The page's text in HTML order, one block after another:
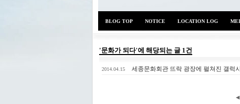
BLOG TOP NOTICE LOCATION LOG
'문화가 되다'에 해당되는 글 1건
2014.04.15 세종문화회관 뜨락 광장에 펼쳐진 갤럭
◀